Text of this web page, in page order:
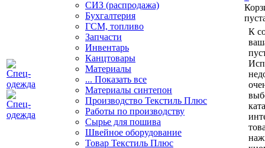
СИЗ (распродажа)
Бухгалтерия
ГСМ, топливо
Запчасти
Инвентарь
Канцтовары
Материалы
... Показать все
Материалы синтепон
Производство Текстиль Плюс
Работы по производству
Сырье для пошива
Швейное оборудование
Товар Текстиль Плюс
К